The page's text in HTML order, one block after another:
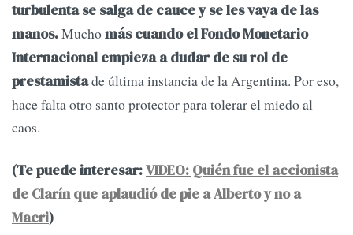
turbulenta se salga de cauce y se les vaya de las
manos.Muchomás cuando el Fondo Monetario
Internacional empieza a dudar de su rol de
prestamistade última instancia de la Argentina. Por eso,
hace falta otro santo protector para tolerar el miedo al
caos.
(Te puede interesar:VIDEO: Quién fue el accionista
de Clarín que aplaudió de pie a Alberto y no a
Macri)